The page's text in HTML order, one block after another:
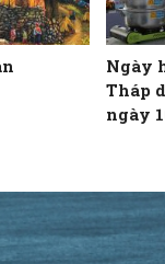
Ngày
Tháp
ngày